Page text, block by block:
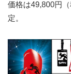
価格は49,800円
定。